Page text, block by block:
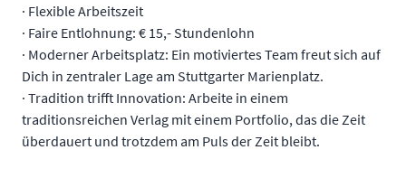
· Flexible Arbeitszeit
· Faire Entlohnung: € 15,- Stundenlohn
· Moderner Arbeitsplatz: Ein motiviertes Team freut sich auf
Dich in zentraler Lage am Stuttgarter Marienplatz.
· Tradition trifft Innovation: Arbeite in einem
traditionsreichen Verlag mit einem Portfolio, das die Zeit
überdauert und trotzdem am Puls der Zeit bleibt.